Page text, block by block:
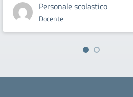
Personale scolastico
Docente